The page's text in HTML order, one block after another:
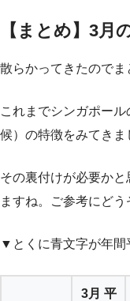
【まとめ】3月
散らかってきたのでま
これまでシンガポー
候）の特徴をみてきま
その裏付けが必要か
ますね。ご参考にどう
▼とくに青文字が年間
3月 平